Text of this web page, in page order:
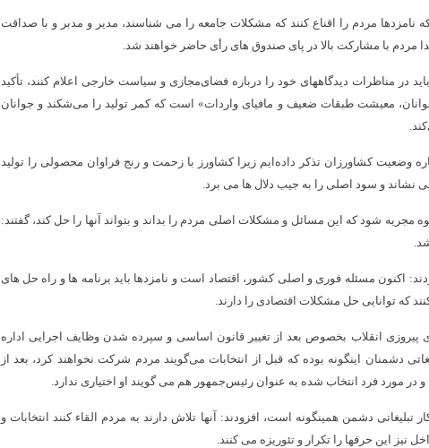
مردم را اقناع کنند که مشکلات جامعه را می شناسند، مدیر و مدبر و با صداقت
مردم با مشارکت بالا در پای صندوق های رأی حاضر خواهند شد.
در مناظرات دیدگاههای خود را درباره فضای‌مجازی و سیاست خارجی اعلام کنند، تأکید
معیشت طبقات ضعیف و مافیای واردات» است که کمر تولید را می‌شکند و جوانان
وضعیت کشاورزان تذکر داده‌ایم زیرا کشاورز با زحمت و رنج فراوان محصولی را تولید
نشاند و سود اصلی را به جیب دلال ها می برد.
مجریه شود که این مسائل و مشکلات اصلی مردم را بداند و بتواند آنها را حل کند، گفتند:
اکنون مسئله فوری و اصلی کشور، اقتصاد است و نامزدها باید برنامه ها و راه حل های
که توانایی حل مشکلات اقتصادی را دارند.
پیروزی انقلاب بخصوص بعد از تغییر قانون اساسی و سپرده شدن وظایف اجرایی اداره
در این ۴۲ سال دستور کار تبلیغاتی دشمنان اینگونه بوده که قبل از انتخابات می‌گویند مردم شرکت نخواهند کرد، بعد از
مورد فرد انتخاب شده به عنوان رئیس‌جمهور هم می گویند او اختیاری ندارد.
دشمن همینگونه است، افزودند: آنها تلاش دارند به مردم القاء کنند انتخابات و
نیز این حرفها را تکرار و تئوریزه می کنند.